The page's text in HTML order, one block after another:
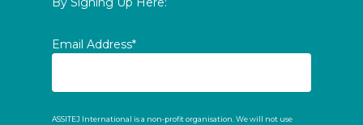
Email Address*
ASSITEJ International is a non-profit organisation. We will not use